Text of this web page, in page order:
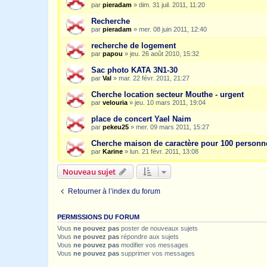
par pieradam » dim. 31 juil. 2011, 11:20
Recherche
par pieradam » mer. 08 juin 2011, 12:40
recherche de logement
par papou » jeu. 26 août 2010, 15:32
Sac photo KATA 3N1-30
par Val » mar. 22 févr. 2011, 21:27
Cherche location secteur Mouthe - urgent
par velouria » jeu. 10 mars 2011, 19:04
place de concert Yael Naim
par pekeu25 » mer. 09 mars 2011, 15:27
Cherche maison de caractère pour 100
par Karine » lun. 21 févr. 2011, 13:08
Nouveau sujet
Retourner à l’index du forum
PERMISSIONS DU FORUM
Vous ne pouvez pas poster de nouveaux sujets
Vous ne pouvez pas répondre aux sujets
Vous ne pouvez pas modifier vos messages
Vous ne pouvez pas supprimer vos messages